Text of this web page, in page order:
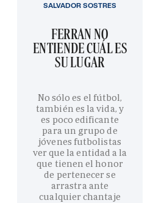
FERRAN NO
ENTIENDE CUÁL ES
SU LUGAR
No sólo es el fútbol,
también es la vida, y
es poco edificante
para un grupo de
jóvenes futbolistas
ver que la entidad a la
que tienen el honor
de pertenecer se
arrastra ante
cualquier chantaje
SALVADOR SOSTRES